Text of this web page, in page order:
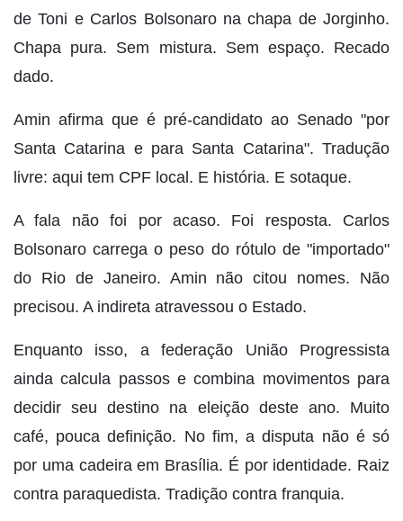
de Toni e Carlos Bolsonaro na chapa de Jorginho.
Chapa pura. Sem mistura. Sem espaço. Recado
dado.
Amin afirma que é pré-candidato ao Senado "por
Santa Catarina e para Santa Catarina". Tradução
livre: aqui tem CPF local. E história. E sotaque.
A fala não foi por acaso. Foi resposta. Carlos
Bolsonaro carrega o peso do rótulo de "importado"
do Rio de Janeiro. Amin não citou nomes. Não
precisou. A indireta atravessou o Estado.
Enquanto isso, a federação União Progressista
ainda calcula passos e combina movimentos para
decidir seu destino na eleição deste ano. Muito
café, pouca definição. No fim, a disputa não é só
por uma cadeira em Brasília. É por identidade. Raiz
contra paraquedista. Tradição contra franquia.